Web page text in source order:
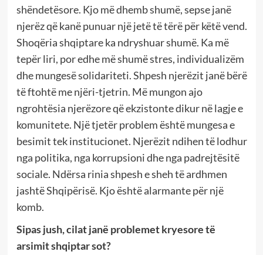
shëndetësore. Kjo më dhemb shumë, sepse janë
njerëz që kanë punuar një jetë të tërë për këtë vend.
Shoqëria shqiptare ka ndryshuar shumë. Ka më
tepër liri, por edhe më shumë stres, individualizëm
dhe mungesë solidariteti. Shpesh njerëzit janë bërë
të ftohtë me njëri-tjetrin. Më mungon ajo
ngrohtësia njerëzore që ekzistonte dikur në lagje e
komunitete. Një tjetër problem është mungesa e
besimit tek institucionet. Njerëzit ndihen të lodhur
nga politika, nga korrupsioni dhe nga padrejtësitë
sociale. Ndërsa rinia shpesh e sheh të ardhmen
jashtë Shqipërisë. Kjo është alarmante për një
komb.
Sipas jush, cilat janë problemet kryesore të
arsimit shqiptar sot?